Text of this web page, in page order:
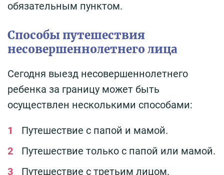
обязательным пунктом.
Способы путешествия
несовершеннолетнего лица
Сегодня выезд несовершеннолетнего
ребенка за границу может быть
осуществлен несколькими способами:
Путешествие с папой и мамой.
Путешествие только с папой или мамой.
Путешествие с третьим лицом.